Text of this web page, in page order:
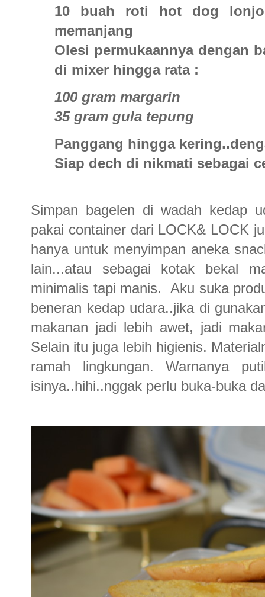
10 buah roti hot dog
memanjang
Olesi permukaannya dengan
di mixer hingga rata :
100 gram margarin
35 gram gula tepung
Panggang hingga
Siap dech di nikmati sebagai
Simpan bagelen di wadah kedap
pakai container dari LOCK& LOCK
hanya untuk menyimpan aneka
lain...atau sebagai kotak bekal
minimalis tapi manis. Aku suka
beneran kedap udara..jika di
makanan jadi lebih awet, jadi
Selain itu juga lebih higienis.
ramah lingkungan. Warnanya
isinya..hihi..nggak perlu buka-buka